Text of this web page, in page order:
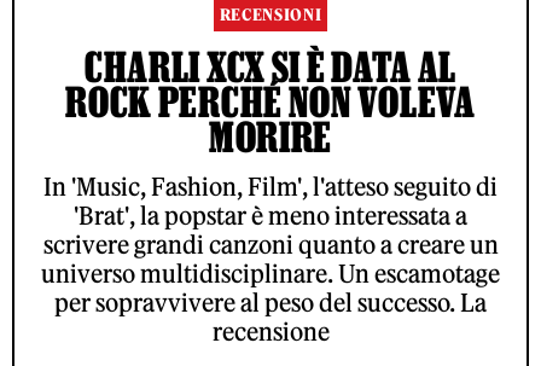
RECENSIONI
CHARLI XCX SI È DATA AL
ROCK PERCHÉ NON VOLEVA
MORIRE
In 'Music, Fashion, Film', l'atteso seguito di
'Brat', la popstar è meno interessata a
scrivere grandi canzoni quanto a creare un
universo multidisciplinare. Un escamotage
per sopravvivere al peso del successo. La
recensione